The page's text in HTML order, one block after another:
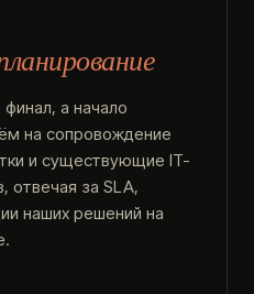
а начало
на сопровождение
и существующие IT-
отвечая за SLA,
наших решений на